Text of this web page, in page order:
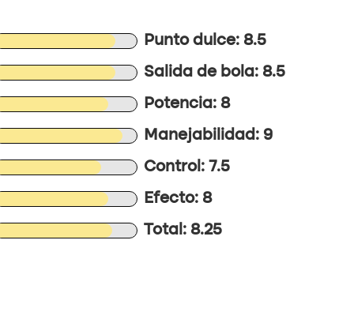
Punto dulce: 8.5
Salida de bola: 8.5
Potencia: 8
Manejabilidad: 9
Control: 7.5
Efecto: 8
Total: 8.25